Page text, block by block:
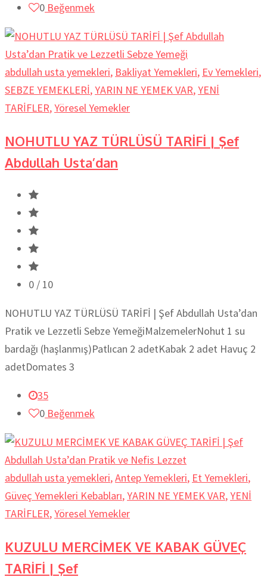
0 Beğenmek
abdullah usta yemekleri, Bakliyat Yemekleri, Ev Yemekleri,
SEBZE YEMEKLERİ,YARIN NE YEMEK VAR,YENİ
TARİFLER,Yöresel Yemekler
NOHUTLU YAZ TÜRLÜSÜ TARİFİ | Şef
Abdullah Usta’dan
0 / 10
NOHUTLU YAZ TÜRLÜSÜ TARİFİ | Şef Abdullah Usta’dan
Pratik ve Lezzetli Sebze YemeğiMalzemelerNohut 1 su
bardağı (haşlanmış)Patlıcan 2 adetKabak 2 adet Havuç 2
adetDomates 3
35
0 Beğenmek
abdullah usta yemekleri,Antep Yemekleri, Et Yemekleri,
Güveç Yemekleri Kebabları,YARIN NE YEMEK VAR,YENİ
TARİFLER,Yöresel Yemekler
KUZULU MERCİMEK VE KABAK GÜVEÇ
TARİFİ | Şef